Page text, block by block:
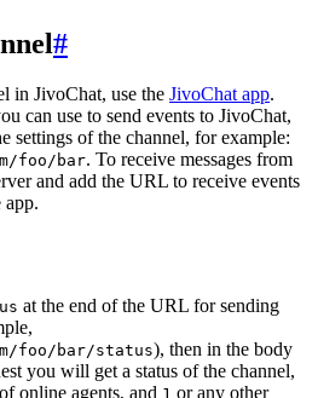
#
in JivoChat, use the JivoChat app.
can use to send events to JivoChat,
settings of the channel, for example:
foo/bar. To receive messages from
and add the URL to receive events
app.
at the end of the URL for sending
foo/bar/status), then in the body
you will get a status of the channel,
online agents, and 1 or any other